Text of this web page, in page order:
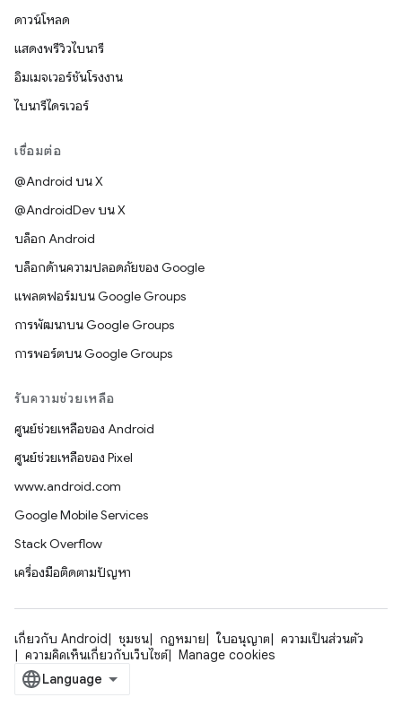
ดาวน์โหลด
แสดงพรีวิวไบนารี
อิมเมจเวอร์ชันโรงงาน
ไบนารีไดรเวอร์
เชื่อมต่อ
@Android บน X
@AndroidDev บน X
บล็อก Android
บล็อกด้านความปลอดภัยของ Google
แพลตฟอร์มบน Google Groups
การพัฒนาบน Google Groups
การพอร์ตบน Google Groups
รับความช่วยเหลือ
ศูนย์ช่วยเหลือของ Android
ศูนย์ช่วยเหลือของ Pixel
www.android.com
Google Mobile Services
Stack Overflow
เครื่องมือติดตามปัญหา
เกี่ยวกับ Android ชุมชน กฎหมาย ใบอนุญาต
ความเป็นส่วนตัว
ความคิดเห็นเกี่ยวกับเว็บไซต์
Manage cookies